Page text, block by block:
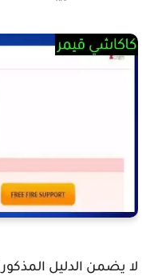
لا يضمن الدليل